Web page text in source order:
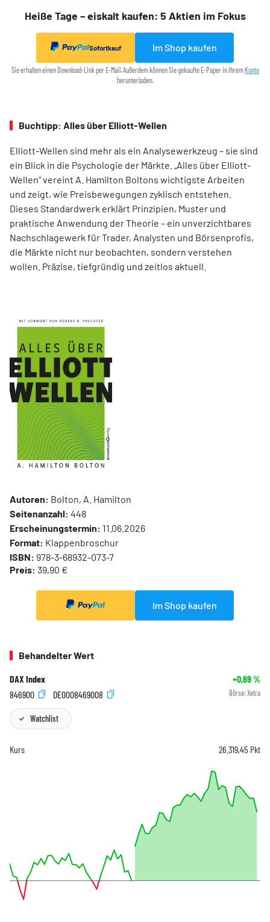
Heiße Tage – eiskalt kaufen: 5 Aktien im Fokus
Sofortkauf Im Shop kaufen
Sie erhalten einen Download-Link per E-Mail. Außerdem können Sie gekaufte E-Paper in Ihrem Konto
herunterladen.
Buchtipp: Alles über Elliott-Wellen
Elliott-Wellen sind mehr als ein Analysewerkzeug – sie sind
ein Blick in die Psychologie der Märkte. „Alles über Elliott-
Wellen“ vereint A. Hamilton Boltons wichtigste Arbeiten
und zeigt, wie Preisbewegungen zyklisch entstehen.
Dieses Standardwerk erklärt Prinzipien, Muster und
praktische Anwendung der Theorie – ein unverzichtbares
Nachschlagewerk für Trader, Analysten und Börsenprofis,
die Märkte nicht nur beobachten, sondern verstehen
wollen. Präzise, tiefgründig und zeitlos aktuell.
Autoren: Bolton, A. Hamilton
Seitenanzahl: 448
Erscheinungstermin: 11.06.2026
Format: Klappenbroschur
ISBN: 978-3-68932-073-7
Preis: 39,90 €
Im Shop kaufen
Behandelter Wert
DAX Index +0,69%
846900
DE0008469008 Börse: Xetra
Watchlist
Kurs 26.319,45 Pkt